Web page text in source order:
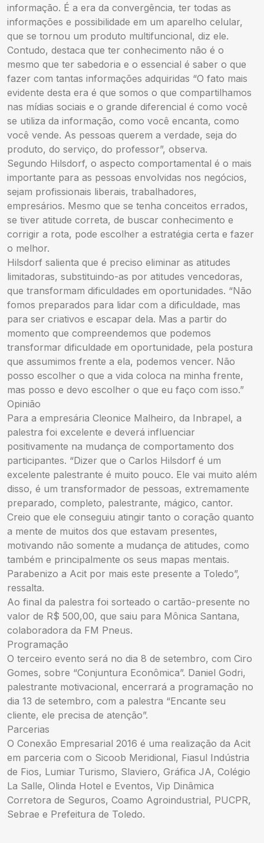
informação. É a era da convergência, ter todas as
informações e possibilidade em um aparelho celular,
que se tornou um produto multifuncional, diz ele.
Contudo, destaca que ter conhecimento não é o
mesmo que ter sabedoria e o essencial é saber o que
fazer com tantas informações adquiridas “O fato mais
evidente desta era é que somos o que compartilhamos
nas mídias sociais e o grande diferencial é como você
se utiliza da informação, como você encanta, como
você vende. As pessoas querem a verdade, seja do
produto, do serviço, do professor”, observa.
Segundo Hilsdorf, o aspecto comportamental é o mais
importante para as pessoas envolvidas nos negócios,
sejam profissionais liberais, trabalhadores,
empresários. Mesmo que se tenha conceitos errados,
se tiver atitude correta, de buscar conhecimento e
corrigir a rota, pode escolher a estratégia certa e fazer
o melhor.
Hilsdorf salienta que é preciso eliminar as atitudes
limitadoras, substituindo-as por atitudes vencedoras,
que transformam dificuldades em oportunidades. “Não
fomos preparados para lidar com a dificuldade, mas
para ser criativos e escapar dela. Mas a partir do
momento que compreendemos que podemos
transformar dificuldade em oportunidade, pela postura
que assumimos frente a ela, podemos vencer. Não
posso escolher o que a vida coloca na minha frente,
mas posso e devo escolher o que eu faço com isso.”
Opinião
Para a empresária Cleonice Malheiro, da Inbrapel, a
palestra foi excelente e deverá influenciar
positivamente na mudança de comportamento dos
participantes. “Dizer que o Carlos Hilsdorf é um
excelente palestrante é muito pouco. Ele vai muito além
disso, é um transformador de pessoas, extremamente
preparado, completo, palestrante, mágico, cantor.
Creio que ele conseguiu atingir tanto o coração quanto
a mente de muitos dos que estavam presentes,
motivando não somente a mudança de atitudes, como
também e principalmente os seus mapas mentais.
Parabenizo a Acit por mais este presente a Toledo”,
ressalta.
Ao final da palestra foi sorteado o cartão-presente no
valor de R$ 500,00, que saiu para Mônica Santana,
colaboradora da FM Pneus.
Programação
O terceiro evento será no dia 8 de setembro, com Ciro
Gomes, sobre “Conjuntura Econômica”. Daniel Godri,
palestrante motivacional, encerrará a programação no
dia 13 de setembro, com a palestra “Encante seu
cliente, ele precisa de atenção”.
Parcerias
O Conexão Empresarial 2016 é uma realização da Acit
em parceria com o Sicoob Meridional, Fiasul Indústria
de Fios, Lumiar Turismo, Slaviero, Gráfica JA, Colégio
La Salle, Olinda Hotel e Eventos, Vip Dinâmica
Corretora de Seguros, Coamo Agroindustrial, PUCPR,
Sebrae e Prefeitura de Toledo.